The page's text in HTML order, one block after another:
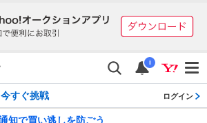
i
すぐ挑戦 ログイン
知で買い逃しを防ごう